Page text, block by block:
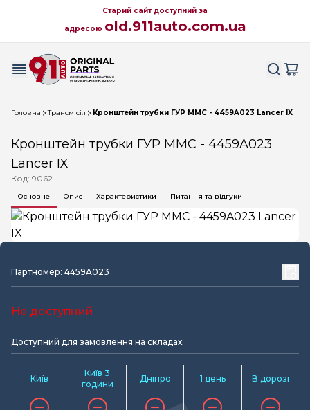
Старий сайт доступний за
адресою old.911auto.com.ua
Головна Трансмісія Кронштейн трубки ГУР MMC - 4459A023 Lancer IX
Кронштейн трубки ГУР MMC - 4459A023
Lancer IX
Код: 9062
Основне Опис Характеристики Питання та відгуки
Партномер: 4459A023
Не доступний
Доступний для замовлення на складах:
Київ
Київ 3
години
Дніпро 1 день В дорозі